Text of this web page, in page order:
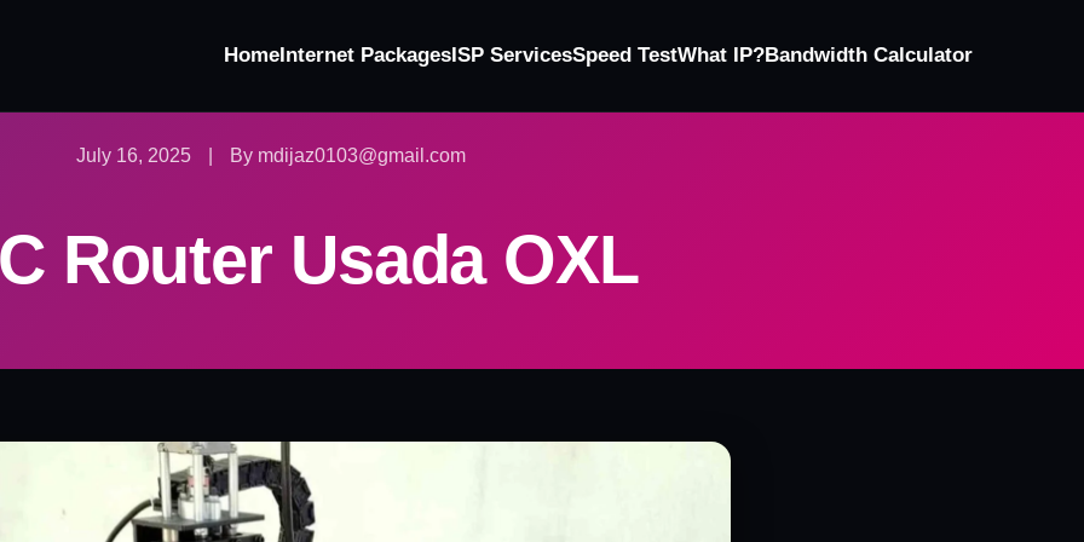
HomeInternet PackagesISP ServicesSpeed TestWhat IP?Bandwidth Calculator
July 16, 2025 By mdijaz0103@gmail.com
Router Usada OXL